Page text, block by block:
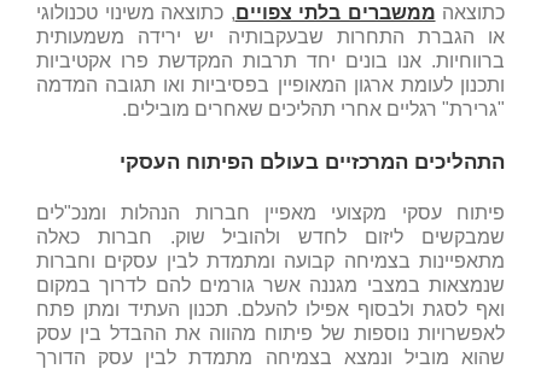
כתוצאה ממשברים בלתי צפויים, כתוצאה משינוי טכנולוגי
או הגברת התחרות שבעקבותיה יש ירידה משמעותית
ברווחיות. אנו בונים יחד תרבות המקדשת פרו אקטיביות
ותכנון לעומת ארגון המאופיין בפסיביות ואו תגובה המדמה
"גרירת" רגליים אחרי תהליכים שאחרים מובילים.
התהליכים המרכזיים בעולם הפיתוח העסקי
פיתוח עסקי מקצועי מאפיין חברות הנהלות ומנכ"לים
שמבקשים ליזום לחדש ולהוביל שוק. חברות כאלה
מתאפיינות בצמיחה קבועה ומתמדת לבין עסקים וחברות
שנמצאות במצבי מגננה אשר גורמים להם לדרוך במקום
ואף לסגת ולבסוף אפילו להעלם. תכנון העתיד ומתן פתח
לאפשרויות נוספות של פיתוח מהווה את ההבדל בין עסק
שהוא מוביל ונמצא בצמיחה מתמדת לבין עסק הדורך